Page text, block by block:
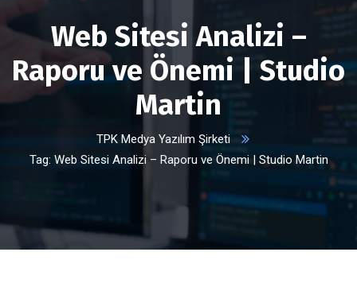
Web Sitesi Analizi –
Raporu ve Önemi | Studio
Martin
TPK Medya Yazılım Şirketi
Tag: Web Sitesi Analizi – Raporu ve Önemi | Studio Martin